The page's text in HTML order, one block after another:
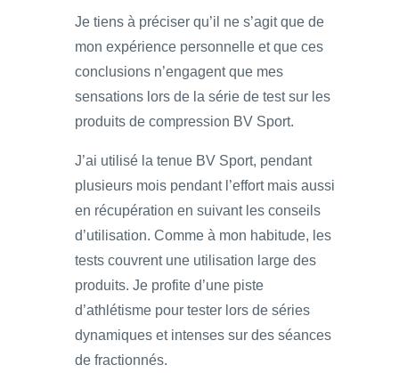
Je tiens à préciser qu’il ne s’agit que de
mon expérience personnelle et que ces
conclusions n’engagent que mes
sensations lors de la série de test sur les
produits de compression BV Sport.
J’ai utilisé la tenue BV Sport, pendant
plusieurs mois pendant l’effort mais aussi
en récupération en suivant les conseils
d’utilisation. Comme à mon habitude, les
tests couvrent une utilisation large des
produits. Je profite d’une piste
d’athlétisme pour tester lors de séries
dynamiques et intenses sur des séances
de fractionnés.